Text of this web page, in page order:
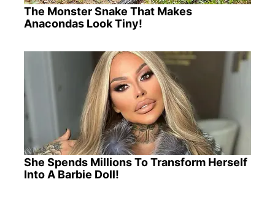
The Monster Snake That Makes
Anacondas Look Tiny!
She Spends Millions To Transform Herself
Into A Barbie Doll!